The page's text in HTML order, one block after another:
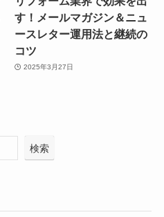
す！メールマガジン＆ニュ
ースレター運用法と継続の
コツ
2025年3月27日
検索